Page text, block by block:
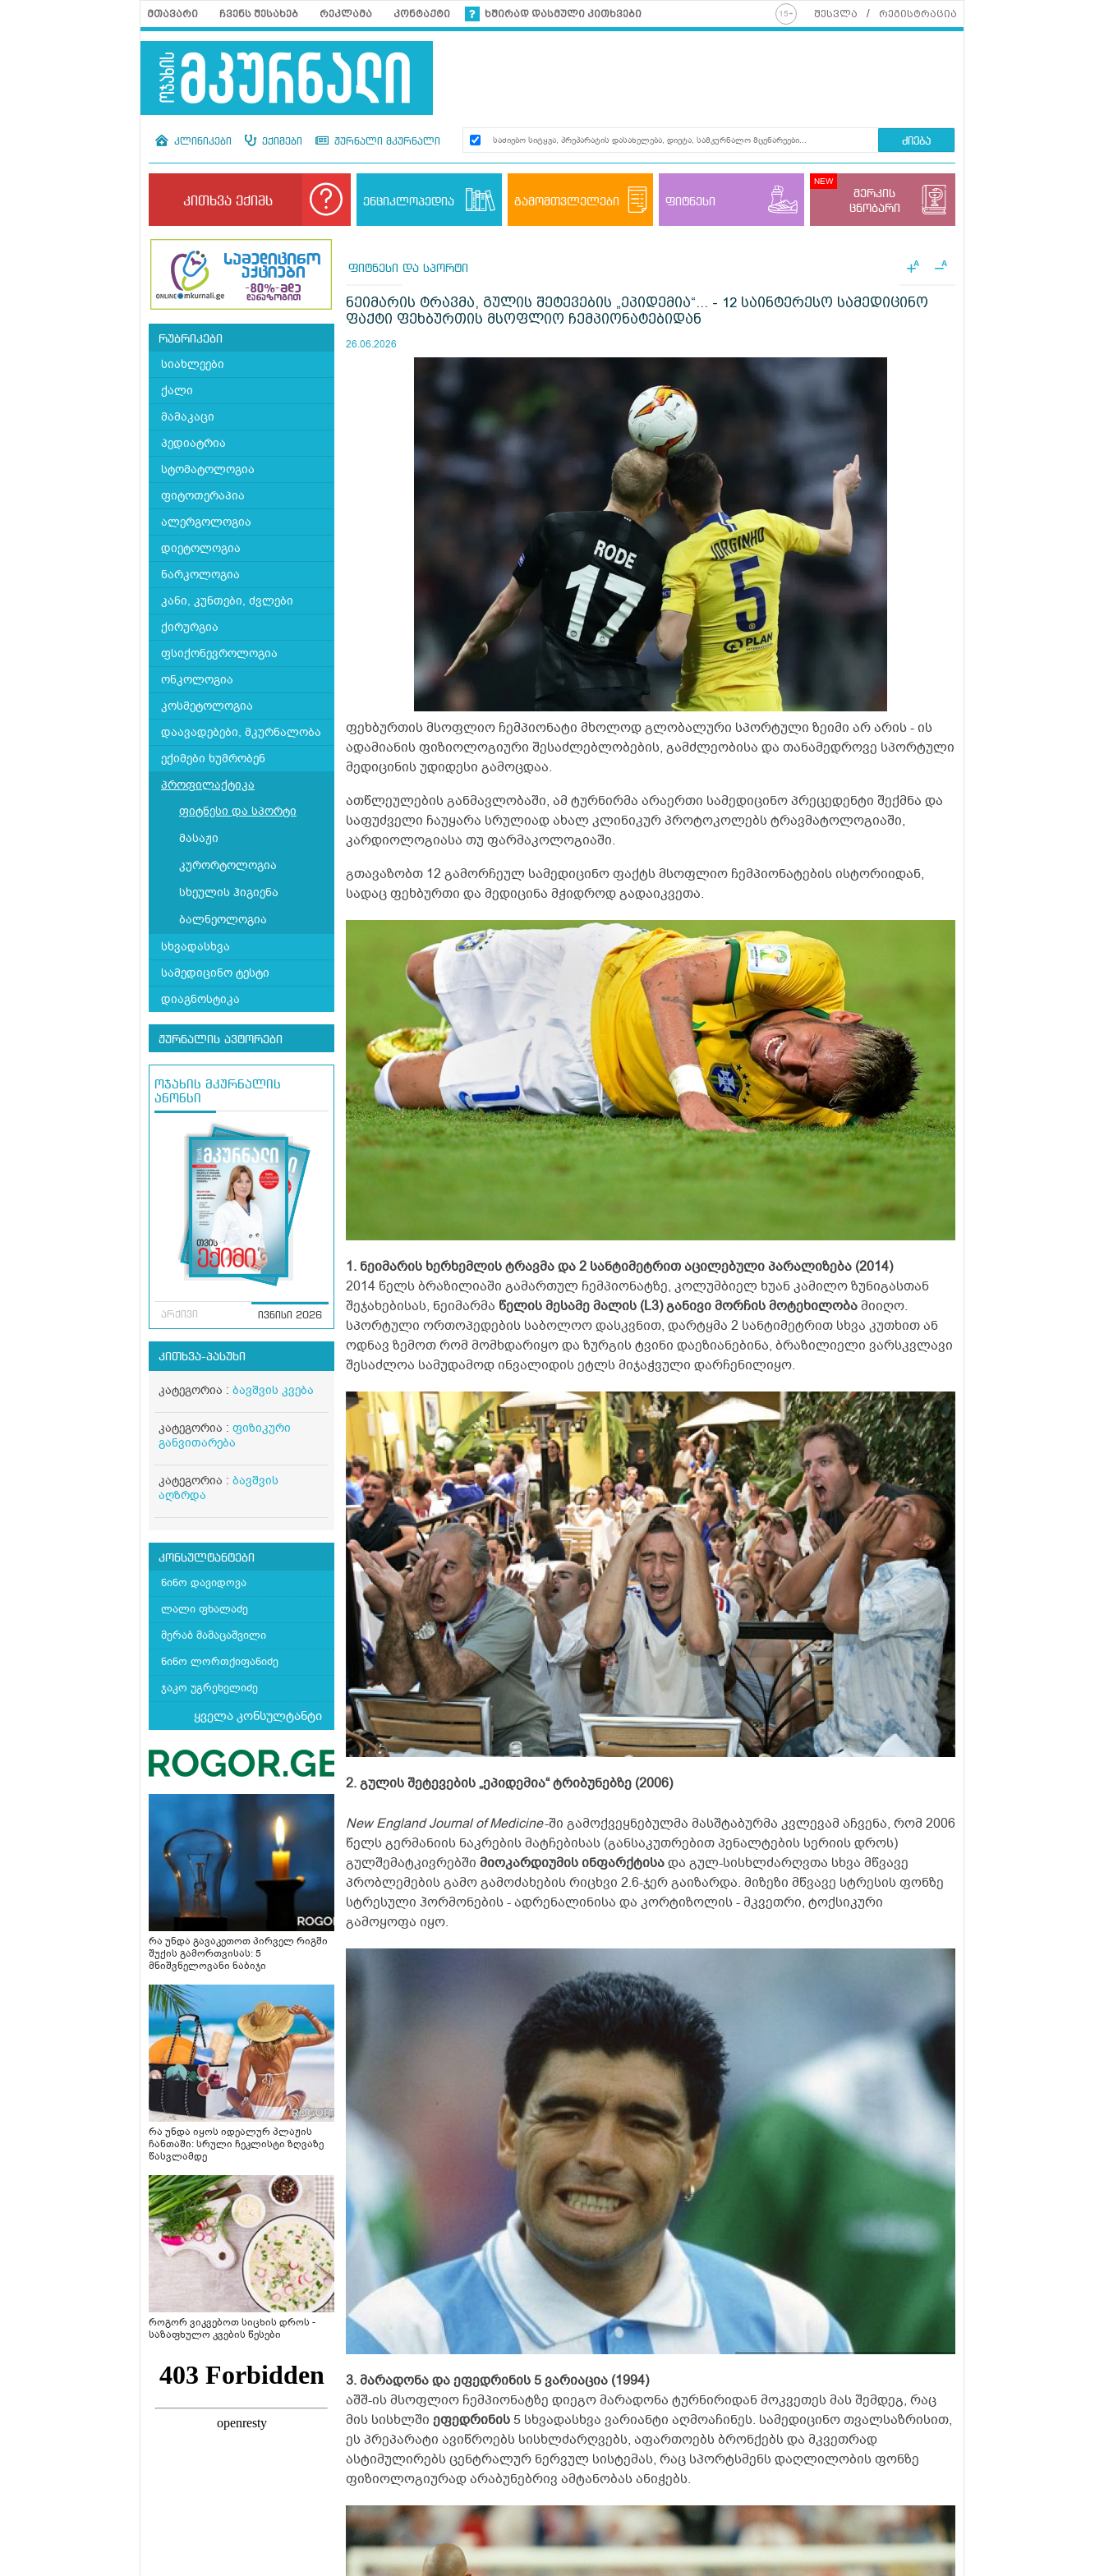
მთავარი ჩვენს შესახებ რეკლამა კონტაქტი ხშირად დასმული კითხვები შესვლა რეგისტრაცია
კლინიკები ექიმები ჟურნალი მკურნალი ძიება
კითხვა ექიმს ენციკლოპედია გამომთვლელები ფიტნესი
მერკის
ცნობარი
რუბრიკები
სიახლეები
ქალი
მამაკაცი
პედიატრია
სტომატოლოგია
ფიტოთერაპია
ალერგოლოგია
დიეტოლოგია
ნარკოლოგია
კანი, კუნთები, ძვლები
ქირურგია
ფსიქონევროლოგია
ონკოლოგია
კოსმეტოლოგია
დაავადებები, მკურნალობა
ექიმები ხუმრობენ
პროფილაქტიკა
ფიტნესი და სპორტი
მასაჟი
კურორტოლოგია
სხეულის ჰიგიენა
ბალნეოლოგია
სხვადასხვა
სამედიცინო ტესტი
დიაგნოსტიკა
ჟურნალის ავტორები
ოჯახის მკურნალის
ანონსი
არქივი ივნისი 2026
კითხვა-პასუხი
კატეგორია : ბავშვის კვება
კატეგორია : ფიზიკური
განვითარება
კატეგორია : ბავშვის
აღზრდა
კონსულტანტები
ნინო დავიდოვა
ლალი ფხალაძე
მერაბ მამაცაშვილი
ნინო ლორთქიფანიძე
ჯაკო უგრეხელიძე
ყველა კონსულტანტი
რა უნდა გავაკეთოთ პირველ რიგში
შუქის გამორთვისას: 5
მნიშვნელოვანი ნაბიჯი
რა უნდა იყოს იდეალურ პლაჟის
ჩანთაში: სრული ჩეკლისტი ზღვაზე
წასვლამდე
როგორ ვიკვებოთ სიცხის დროს -
საზაფხულო კვების წესები
ფიტნესი და სპორტი +A −A
ნეიმარის ტრავმა, გულის შეტევების „ეპიდემია“... - 12 საინტერესო სამედიცინო
ფაქტი ფეხბურთის მსოფლიო ჩემპიონატებიდან
26.06.2026
ფეხბურთის მსოფლიო ჩემპიონატი მხოლოდ გლობალური სპორტული ზეიმი არ არის - ის
ადამიანის ფიზიოლოგიური შესაძლებლობების, გამძლეობისა და თანამედროვე სპორტული
მედიცინის უდიდესი გამოცდაა.
ათწლეულების განმავლობაში, ამ ტურნირმა არაერთი სამედიცინო პრეცედენტი შექმნა და
საფუძველი ჩაუყარა სრულიად ახალ კლინიკურ პროტოკოლებს ტრავმატოლოგიაში,
კარდიოლოგიასა თუ ფარმაკოლოგიაში.
გთავაზობთ 12 გამორჩეულ სამედიცინო ფაქტს მსოფლიო ჩემპიონატების ისტორიიდან,
სადაც ფეხბურთი და მედიცინა მჭიდროდ გადაიკვეთა.
1. ნეიმარის ხერხემლის ტრავმა და 2 სანტიმეტრით აცილებული პარალიზება (2014)
2014 წელს ბრაზილიაში გამართულ ჩემპიონატზე, კოლუმბიელ ხუან კამილო ზუნიგასთან
შეჯახებისას, ნეიმარმა წელის მესამე მალის (L3) განივი მორჩის მოტეხილობამიიღო.
სპორტული ორთოპედების საბოლოო დასკვნით, დარტყმა 2 სანტიმეტრით სხვა კუთხით ან
ოდნავ ზემოთ რომ მომხდარიყო და ზურგის ტვინი დაეზიანებინა, ბრაზილიელი ვარსკვლავი
შესაძლოა სამუდამოდ ინვალიდის ეტლს მიჯაჭვული დარჩენილიყო.
2. გულის შეტევების „ეპიდემია“ ტრიბუნებზე (2006)
New England Journal of Medicine-ში გამოქვეყნებულმა მასშტაბურმა კვლევამ აჩვენა, რომ 2006
წელს გერმანიის ნაკრების მატჩებისას (განსაკუთრებით პენალტების სერიის დროს)
გულშემატკივრებში მიოკარდიუმის ინფარქტისადა გულ-სისხლძარღვთა სხვა მწვავე
პრობლემების გამო გამოძახების რიცხვი 2.6-ჯერ გაიზარდა. მიზეზი მწვავე სტრესის ფონზე
სტრესული ჰორმონების - ადრენალინისა და კორტიზოლის - მკვეთრი, ტოქსიკური
გამოყოფა იყო.
3. მარადონა და ეფედრინის 5 ვარიაცია (1994)
აშშ-ის მსოფლიო ჩემპიონატზე დიეგო მარადონა ტურნირიდან მოკვეთეს მას შემდეგ, რაც
მის სისხლში ეფედრინის5 სხვადასხვა ვარიანტი აღმოაჩინეს. სამედიცინო თვალსაზრისით,
ეს პრეპარატი ავიწროებს სისხლძარღვებს, აფართოებს ბრონქებს და მკვეთრად
ასტიმულირებს ცენტრალურ ნერვულ სისტემას, რაც სპორტსმენს დაღლილობის ფონზე
ფიზიოლოგიურად არაბუნებრივ ამტანობას ანიჭებს.